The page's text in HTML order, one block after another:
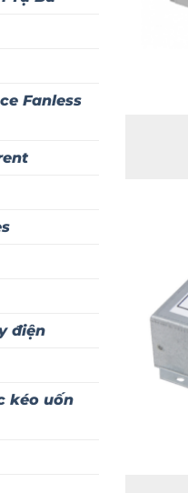
Fanless
điện
kéo uốn